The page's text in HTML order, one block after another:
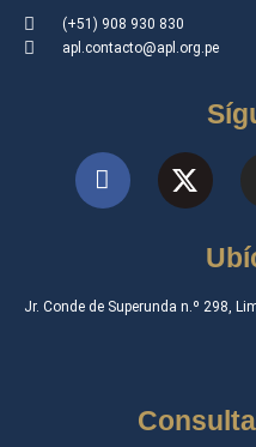
(+51) 908 930 830
apl.contacto@apl.org.pe
Jr. Conde de Superunda n.º 298,